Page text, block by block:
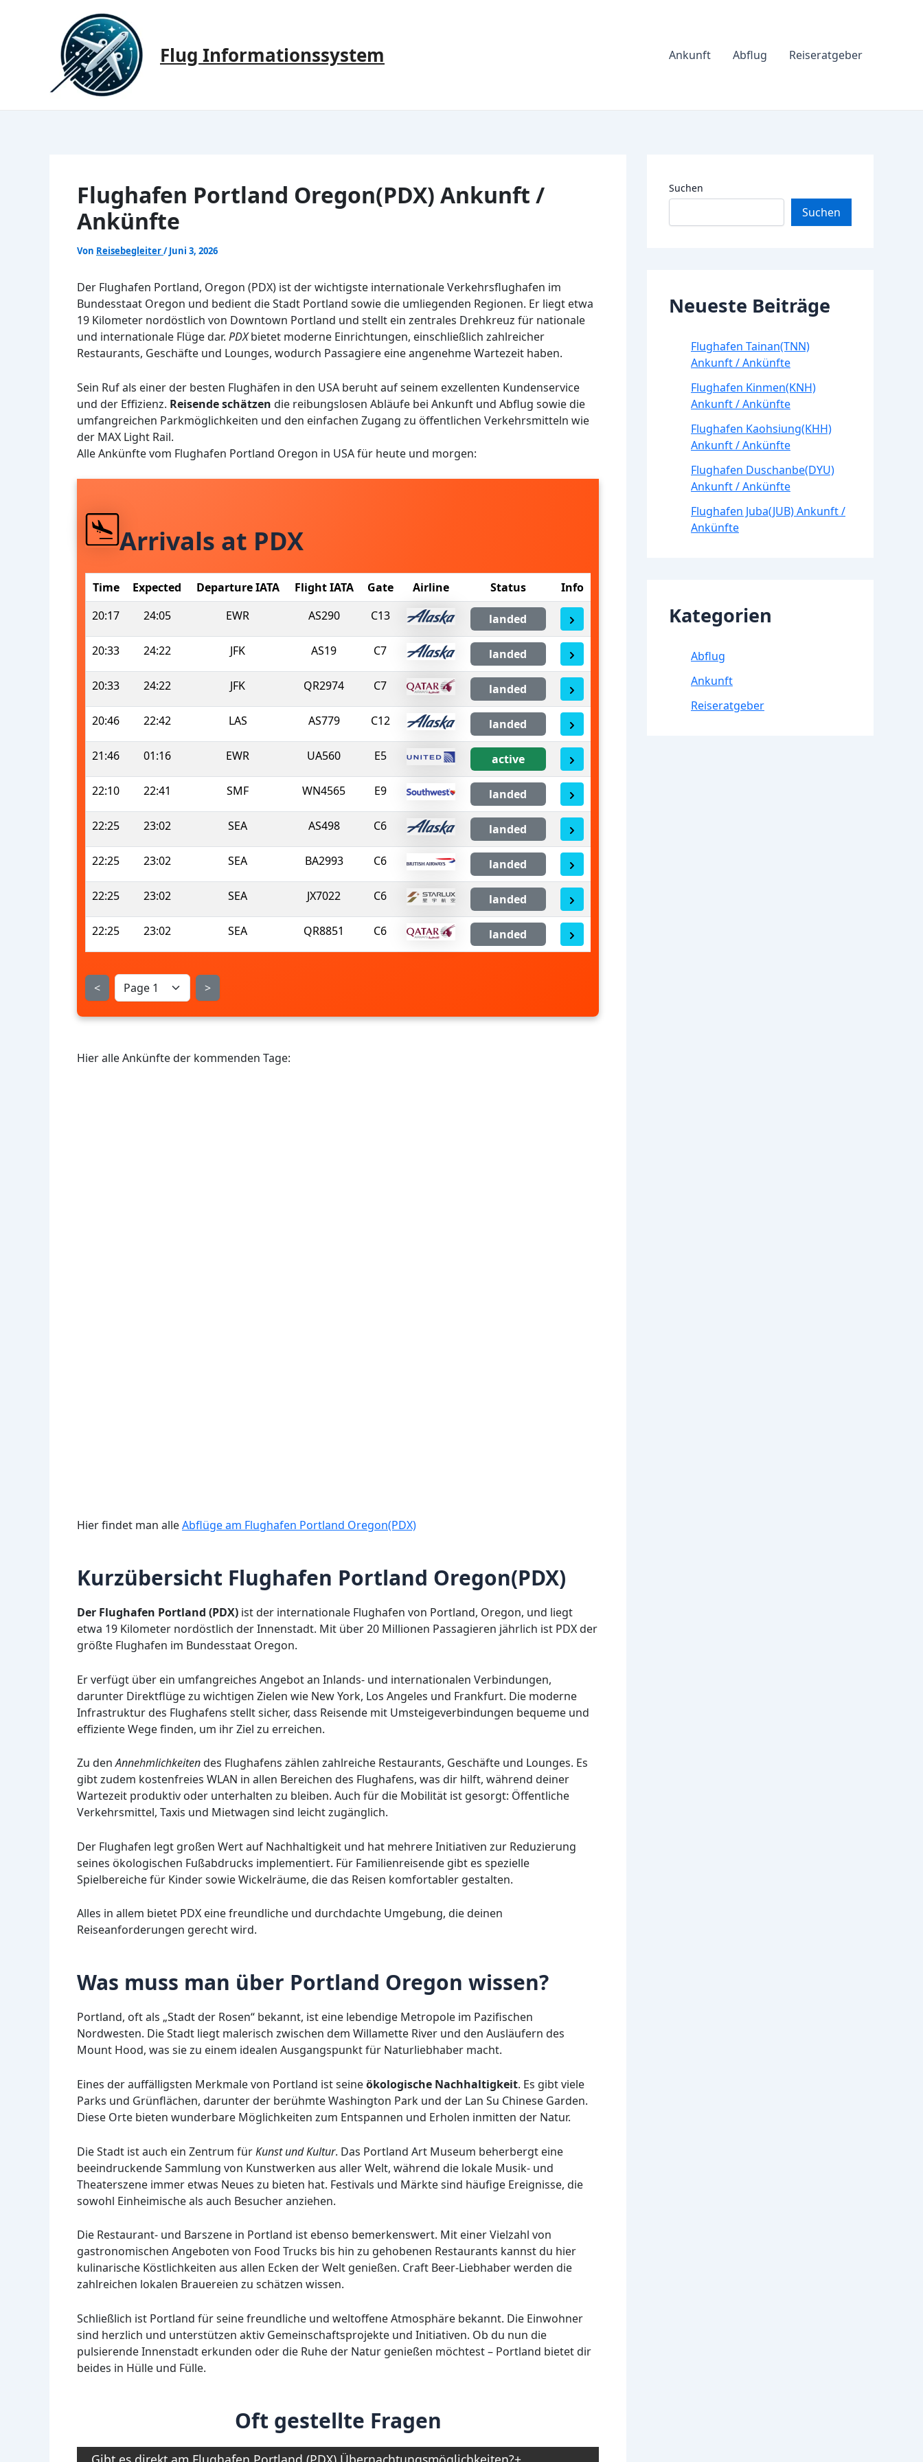
Flug Informationssystem Ankunft Abflug Reiseratgeber
Flughafen Portland Oregon(PDX) Ankunft /
Ankünfte
Von Reisebegleiter/Juni 3, 2026
Der Flughafen Portland, Oregon (PDX) ist der wichtigste internationale Verkehrsflughafen im
Bundesstaat Oregon und bedient die Stadt Portland sowie die umliegenden Regionen. Er liegt etwa
19 Kilometer nordöstlich von Downtown Portland und stellt ein zentrales Drehkreuz für nationale
und internationale Flüge dar. PDXbietet moderne Einrichtungen, einschließlich zahlreicher
Restaurants, Geschäfte und Lounges, wodurch Passagiere eine angenehme Wartezeit haben.
Sein Ruf als einer der besten Flughäfen in den USA beruht auf seinem exzellenten Kundenservice
und der Effizienz. Reisende schätzen die reibungslosen Abläufe bei Ankunft und Abflug sowie die
umfangreichen Parkmöglichkeiten und den einfachen Zugang zu öffentlichen Verkehrsmitteln wie
der MAX Light Rail.
Alle Ankünfte vom Flughafen Portland Oregon in USA für heute und morgen:
Arrivals at PDX
Time Expected Departure IATA Flight IATA Gate Airline Status
Info
20:17
24:05 EWR AS290 C13 landed
20:33 24:22 JFK AS19 C7 landed
20:33 24:22 JFK QR2974 C7 landed
20:46 22:42 LAS AS779 C12 landed
21:46 01:16 EWR UA560 E5 active
22:10 22:41 SMF WN4565 E9 landed
22:25 23:02 SEA AS498 C6 landed
22:25 23:02 SEA BA2993 C6 landed
22:25 23:02 SEA JX7022 C6 landed
22:25 23:02 SEA QR8851 C6 landed
< >
Hier alle Ankünfte der kommenden Tage:
Hier findet man alleAbflüge am Flughafen Portland Oregon(PDX)
Kurzübersicht Flughafen Portland Oregon(PDX)
Der Flughafen Portland (PDX) ist der internationale Flughafen von Portland, Oregon, und liegt
etwa 19 Kilometer nordöstlich der Innenstadt. Mit über 20 Millionen Passagieren jährlich ist PDX der
größte Flughafen im Bundesstaat Oregon.
Er verfügt über ein umfangreiches Angebot an Inlands- und internationalen Verbindungen,
darunter Direktflüge zu wichtigen Zielen wie New York, Los Angeles und Frankfurt. Die moderne
Infrastruktur des Flughafens stellt sicher, dass Reisende mit Umsteigeverbindungen bequeme und
effiziente Wege finden, um ihr Ziel zu erreichen.
Zu denAnnehmlichkeitendes Flughafens zählen zahlreiche Restaurants, Geschäfte und Lounges. Es
gibt zudem kostenfreies WLAN in allen Bereichen des Flughafens, was dir hilft, während deiner
Wartezeit produktiv oder unterhalten zu bleiben. Auch für die Mobilität ist gesorgt: Öffentliche
Verkehrsmittel, Taxis und Mietwagen sind leicht zugänglich.
Der Flughafen legt großen Wert auf Nachhaltigkeit und hat mehrere Initiativen zur Reduzierung
seines ökologischen Fußabdrucks implementiert. Für Familienreisende gibt es spezielle
Spielbereiche für Kinder sowie Wickelräume, die das Reisen komfortabler gestalten.
Alles in allem bietet PDX eine freundliche und durchdachte Umgebung, die deinen
Reiseanforderungen gerecht wird.
Was muss man über Portland Oregon wissen?
Portland, oft als „Stadt der Rosen“ bekannt, ist eine lebendige Metropole im Pazifischen
Nordwesten. Die Stadt liegt malerisch zwischen dem Willamette River und den Ausläufern des
Mount Hood, was sie zu einem idealen Ausgangspunkt für Naturliebhaber macht.
Eines der auffälligsten Merkmale von Portland ist seineökologische Nachhaltigkeit. Es gibt viele
Parks und Grünflächen, darunter der berühmte Washington Park und der Lan Su Chinese Garden.
Diese Orte bieten wunderbare Möglichkeiten zum Entspannen und Erholen inmitten der Natur.
Die Stadt ist auch ein Zentrum fürKunst und Kultur. Das Portland Art Museum beherbergt eine
beeindruckende Sammlung von Kunstwerken aus aller Welt, während die lokale Musik- und
Theaterszene immer etwas Neues zu bieten hat. Festivals und Märkte sind häufige Ereignisse, die
sowohl Einheimische als auch Besucher anziehen.
Die Restaurant- und Barszene in Portland ist ebenso bemerkenswert. Mit einer Vielzahl von
gastronomischen Angeboten von Food Trucks bis hin zu gehobenen Restaurants kannst du hier
kulinarische Köstlichkeiten aus allen Ecken der Welt genießen. Craft Beer-Liebhaber werden die
zahlreichen lokalen Brauereien zu schätzen wissen.
Schließlich ist Portland für seine freundliche und weltoffene Atmosphäre bekannt. Die Einwohner
sind herzlich und unterstützen aktiv Gemeinschaftsprojekte und Initiativen. Ob du nun die
pulsierende Innenstadt erkunden oder die Ruhe der Natur genießen möchtest – Portland bietet dir
beides in Hülle und Fülle.
Oft gestellte Fragen
Suchen
Suchen
Neueste Beiträge
Flughafen Tainan(TNN)
Ankunft / Ankünfte
Flughafen Kinmen(KNH)
Ankunft / Ankünfte
Flughafen Kaohsiung(KHH)
Ankunft / Ankünfte
Flughafen Duschanbe(DYU)
Ankunft / Ankünfte
Flughafen Juba(JUB) Ankunft /
Ankünfte
Kategorien
Abflug
Ankunft
Reiseratgeber